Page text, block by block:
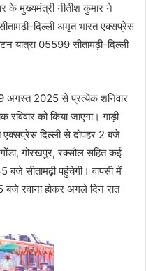
के मुख्यमंत्री नीतीश कुमार ने
दिल्ली अमृत भारत एक्सप्रेस
यात्रा 05599 सीतामढ़ी-दिल्ली
अगस्त 2025 से प्रत्येक शनिवार
को किया जाएगा। गाड़ी
दिल्ली से दोपहर 2 बजे
गोरखपुर, रक्सौल सहित कई
सीतामढ़ी पहुंचेगी। वापसी में
बजे रवाना होकर अगले दिन रात